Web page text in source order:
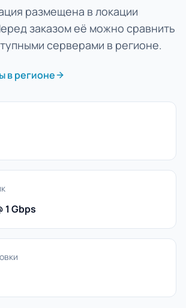
размещена в локации
заказом её можно сравнить
серверами в регионе.
в регионе
1 Gbps